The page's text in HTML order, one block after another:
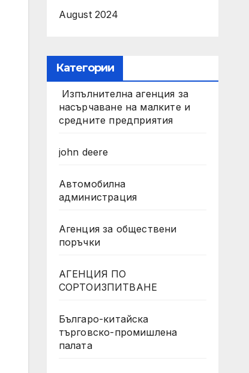
August 2024
Категории
Изпълнителна агенция за
насърчаване на малките и
средните предприятия
john deere
Автомобилна
администрация
Агенция за обществени
поръчки
АГЕНЦИЯ ПО
СОРТОИЗПИТВАНЕ
Българо-китайска
търговско-промишлена
палата